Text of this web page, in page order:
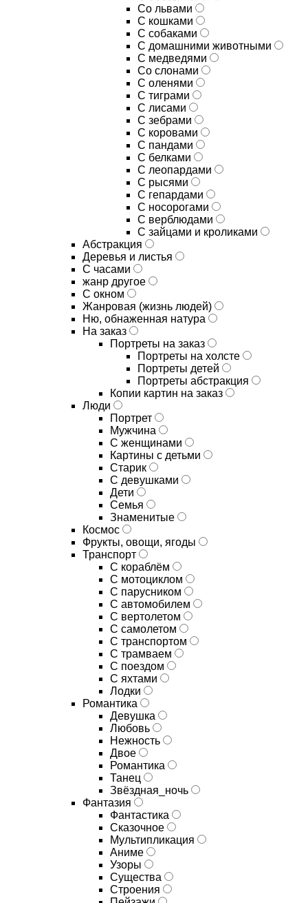
Со львами
С кошками
С собаками
С домашними животными
С медведями
Со слонами
С оленями
С тиграми
С лисами
С зебрами
С коровами
С пандами
С белками
С леопардами
С рысями
С гепардами
С носорогами
С верблюдами
С зайцами и кроликами
Абстракция
Деревья и листья
С часами
жанр другое
С окном
Жанровая (жизнь людей)
Ню, обнаженная натура
На заказ
Портреты на заказ
Портреты на холсте
Портреты детей
Портреты абстракция
Копии картин на заказ
Люди
Портрет
Мужчина
С женщинами
Картины с детьми
Старик
С девушками
Дети
Семья
Знаменитые
Космос
Фрукты, овощи, ягоды
Транспорт
С кораблём
С мотоциклом
С парусником
С автомобилем
С вертолетом
С самолетом
С транспортом
С трамваем
С поездом
С яхтами
Лодки
Романтика
Девушка
Любовь
Нежность
Двое
Романтика
Танец
Звёздная_ночь
Фантазия
Фантастика
Сказочное
Мультипликация
Аниме
Узоры
Существа
Строения